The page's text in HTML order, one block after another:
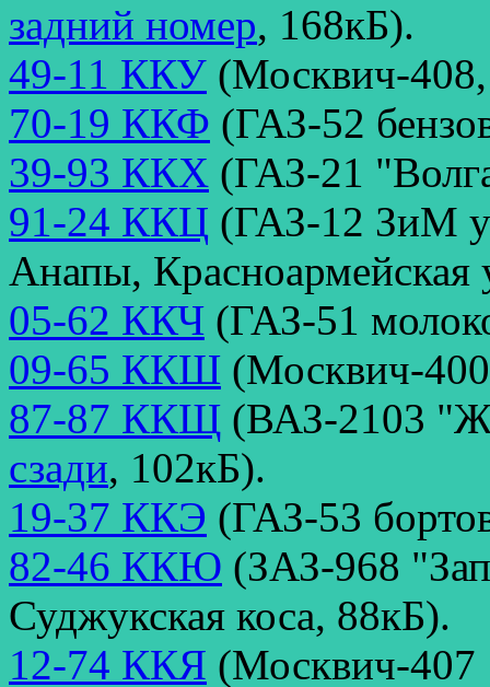
задний номер, 168кБ).
49-11 ККУ (Москвич-
70-19 ККФ (ГАЗ-52
39-93 ККХ (ГАЗ-21
91-24 ККЦ (ГАЗ-12 ЗиМ у
Анапы, Красноармейская
05-62 ККЧ (ГАЗ-51
09-65 ККШ (Москвич-
87-87 ККЩ (ВАЗ-2103
сзади, 102кБ).
19-37 ККЭ (ГАЗ-53
82-46 ККЮ (ЗАЗ-968
Суджукская коса, 88кБ).
12-74 ККЯ (Москвич-407